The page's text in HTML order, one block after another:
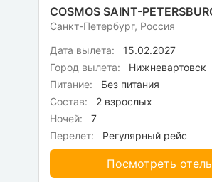
Санкт-Петербург, Россия
Дата вылета:
15.02.2027
Город вылета:
Нижневартовск
Питание:
Без питания
Состав:
2 взрослых
Ночей:
7
Перелет:
Регулярный рейс
Посмотреть отель